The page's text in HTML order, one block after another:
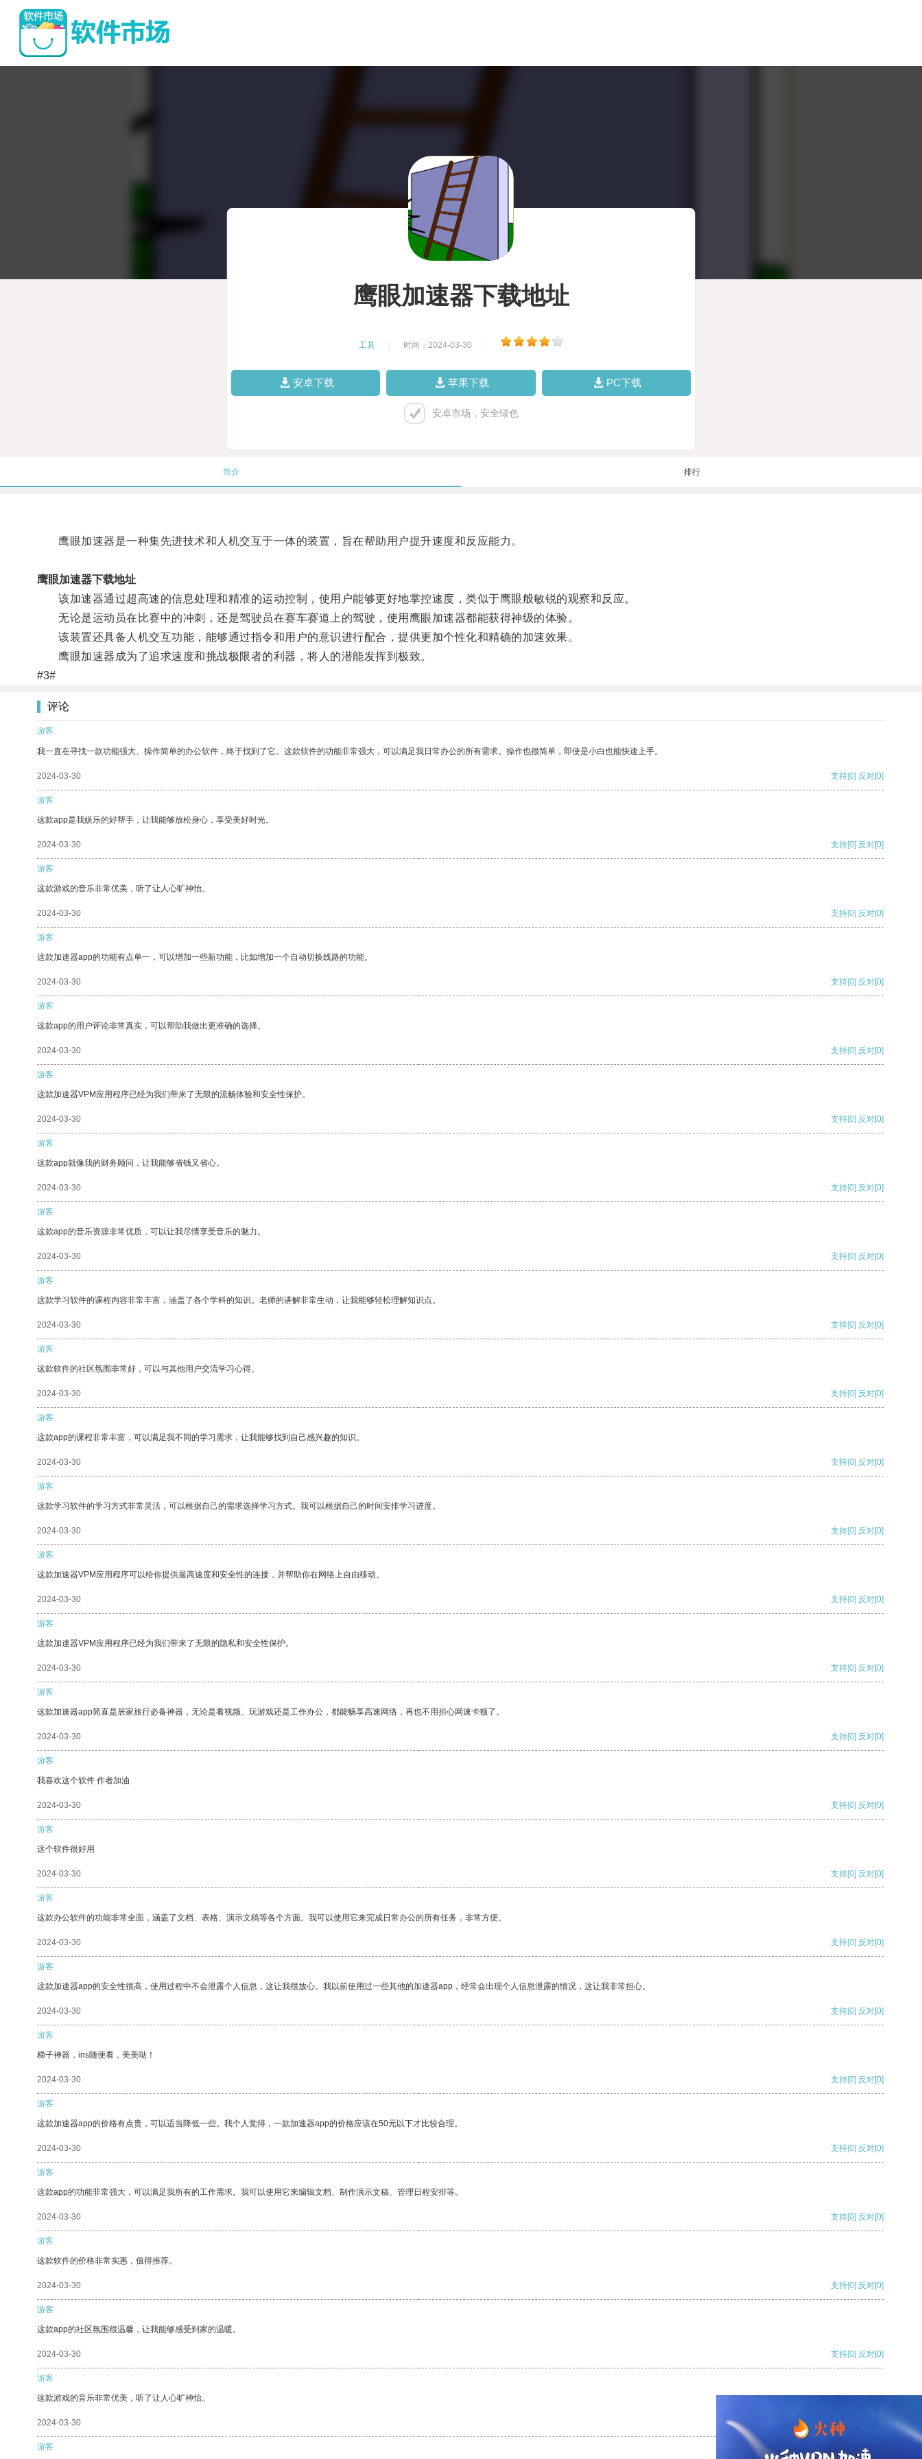
鹰眼加速器下载地址
工具 时间：2024-03-30
安卓下载 苹果下载 PC下载
安卓市场，安全绿色
简介 排行
鹰眼加速器是一种集先进技术和人机交互于一体的装置，旨在帮助用户提升速度和反应能力。
鹰眼加速器下载地址
该加速器通过超高速的信息处理和精准的运动控制，使用户能够更好地掌控速度，类似于鹰眼般敏锐的观察和反应。
无论是运动员在比赛中的冲刺，还是驾驶员在赛车赛道上的驾驶，使用鹰眼加速器都能获得神级的体验。
该装置还具备人机交互功能，能够通过指令和用户的意识进行配合，提供更加个性化和精确的加速效果。
鹰眼加速器成为了追求速度和挑战极限者的利器，将人的潜能发挥到极致。
#3#
评论
游客
我一直在寻找一款功能强大、操作简单的办公软件，终于找到了它。这款软件的功能非常强大，可以满足我日常办公的所有需求。操作也很简单，即使是小白也能快速上手。
2024-03-30 支持[0] 反对[0]
游客
这款app是我娱乐的好帮手，让我能够放松身心，享受美好时光。
2024-03-30 支持[0] 反对[0]
游客
这款游戏的音乐非常优美，听了让人心旷神怡。
2024-03-30 支持[0] 反对[0]
游客
这款加速器app的功能有点单一，可以增加一些新功能，比如增加一个自动切换线路的功能。
2024-03-30 支持[0] 反对[0]
游客
这款app的用户评论非常真实，可以帮助我做出更准确的选择。
2024-03-30 支持[0] 反对[0]
游客
这款加速器VPM应用程序已经为我们带来了无限的流畅体验和安全性保护。
2024-03-30 支持[0] 反对[0]
游客
这款app就像我的财务顾问，让我能够省钱又省心。
2024-03-30 支持[0] 反对[0]
游客
这款app的音乐资源非常优质，可以让我尽情享受音乐的魅力。
2024-03-30 支持[0] 反对[0]
游客
这款学习软件的课程内容非常丰富，涵盖了各个学科的知识。老师的讲解非常生动，让我能够轻松理解知识点。
2024-03-30 支持[0] 反对[0]
游客
这款软件的社区氛围非常好，可以与其他用户交流学习心得。
2024-03-30 支持[0] 反对[0]
游客
这款app的课程非常丰富，可以满足我不同的学习需求，让我能够找到自己感兴趣的知识。
2024-03-30 支持[0] 反对[0]
游客
这款学习软件的学习方式非常灵活，可以根据自己的需求选择学习方式。我可以根据自己的时间安排学习进度。
2024-03-30 支持[0] 反对[0]
游客
这款加速器VPM应用程序可以给你提供最高速度和安全性的连接，并帮助你在网络上自由移动。
2024-03-30 支持[0] 反对[0]
游客
这款加速器VPM应用程序已经为我们带来了无限的隐私和安全性保护。
2024-03-30 支持[0] 反对[0]
游客
这款加速器app简直是居家旅行必备神器，无论是看视频、玩游戏还是工作办公，都能畅享高速网络，再也不用担心网速卡顿了。
2024-03-30 支持[0] 反对[0]
游客
我喜欢这个软件 作者加油
2024-03-30 支持[0] 反对[0]
游客
这个软件很好用
2024-03-30 支持[0] 反对[0]
游客
这款办公软件的功能非常全面，涵盖了文档、表格、演示文稿等各个方面。我可以使用它来完成日常办公的所有任务，非常方便。
2024-03-30 支持[0] 反对[0]
游客
这款加速器app的安全性很高，使用过程中不会泄露个人信息，这让我很放心。我以前使用过一些其他的加速器app，经常会出现个人信息泄露的情况，这让我非常担心。
2024-03-30 支持[0] 反对[0]
游客
梯子神器，ins随便看，美美哒！
2024-03-30 支持[0] 反对[0]
游客
这款加速器app的价格有点贵，可以适当降低一些。我个人觉得，一款加速器app的价格应该在50元以下才比较合理。
2024-03-30 支持[0] 反对[0]
游客
这款app的功能非常强大，可以满足我所有的工作需求。我可以使用它来编辑文档、制作演示文稿、管理日程安排等。
2024-03-30 支持[0] 反对[0]
游客
这款软件的价格非常实惠，值得推荐。
2024-03-30 支持[0] 反对[0]
游客
这款app的社区氛围很温馨，让我能够感受到家的温暖。
2024-03-30 支持[0] 反对[0]
游客
这款游戏的音乐非常优美，听了让人心旷神怡。
2024-03-30 支持
游客